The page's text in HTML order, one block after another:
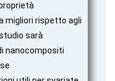
migliori rispetto agli
sarà
nanocompositi